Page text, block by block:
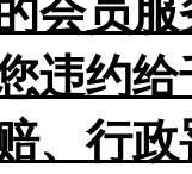
会员
违约
、行